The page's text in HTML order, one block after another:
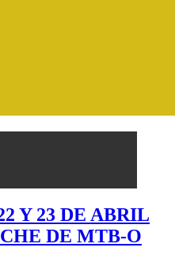
Y 23 DE ABRIL
DE MTB-O